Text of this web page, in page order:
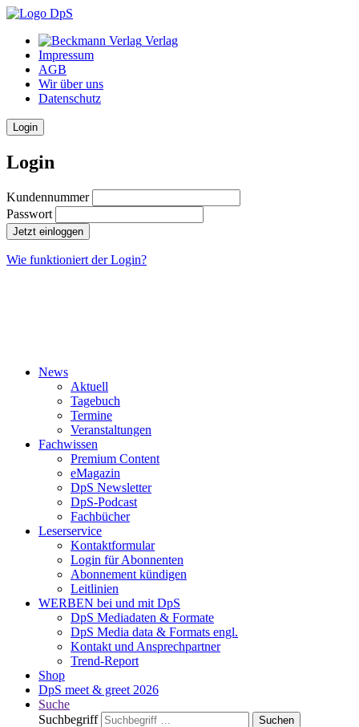
Verlag
Impressum
AGB
Wir über uns
Datenschutz
Login
Login
Kundennummer
Passwort
Jetzt einloggen
Wie funktioniert der Login?
News
Aktuell
Tagebuch
Termine
Veranstaltungen
Fachwissen
Premium Content
eMagazin
DpS Newsletter
DpS-Podcast
Fachbücher
Leserservice
Kontaktformular
Login für Abonnenten
Abonnement kündigen
Leitlinien
WERBEN bei und mit DpS
DpS Mediadaten & Formate
DpS Media data & Formats engl.
Kontakt und Ansprechpartner
Trend-Report
Shop
DpS meet & greet 2026
Suche
Suchbegriff